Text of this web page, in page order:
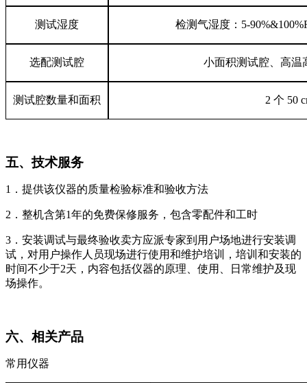
测试湿度 检测气湿度： 5-
选配测试腔 小面积测试腔、高温
测试腔数量和面积 2 个 50
五、技术服务
1 ． 提供该仪器的质量检验标准和验收方法
2 ． 整机含第1年的免费保修服务，包含零配件和工时
3 ． 安装调试与最终验收卖方应派专家到用户场地进行安装调
试，对用户操作人员现场进行使用和维护培训，培训和安装的
时间不少于2天，内容包括仪器的原理、使用、日常维护及现
场操作。
六、相关产品
常用仪器